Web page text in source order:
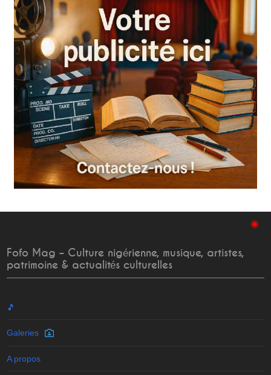
◉
Fofo Mag – Culture nigérienne, musique, artistes,
patrimoine & actualités culturelles
🎵
Galeries
A propos